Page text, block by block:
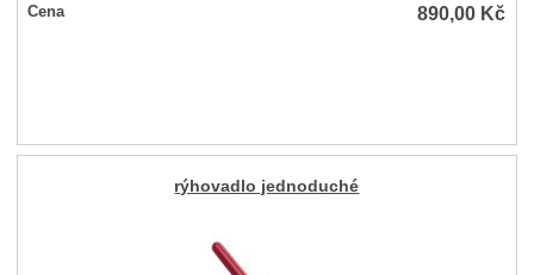
Cena
890,00 Kč
rýhovadlo jednoduché